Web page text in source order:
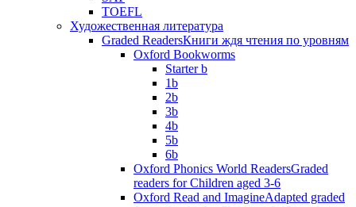
TOEFL
Художественная литература
Graded ReadersКниги ждя чтения по уровням
Oxford Bookworms
Starter b
1b
2b
3b
4b
5b
6b
Oxford Phonics World ReadersGraded
readers for Children aged 3-6
Oxford Read and ImagineAdapted graded